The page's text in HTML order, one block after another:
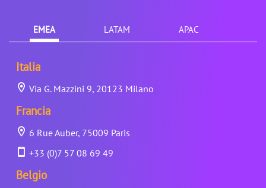
EMEA LATAM APAC
Italia
Via G. Mazzini 9, 20123 Milano
Francia
6 Rue Auber, 75009 Paris
+33 (0)7 57 08 69 49
Belgio